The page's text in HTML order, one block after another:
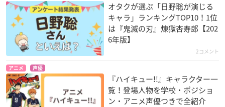
オタクが選ぶ「日野聡が演じる
キャラ」ランキングTOP10！1位
は『鬼滅の刃』煉󠄁獄杏寿郎【202
6年版】
2コメント
アニメ 声優
『ハイキュー!!』キャラクター一
覧！登場人物を学校・ポジショ
ン・アニメ声優つきで全紹介